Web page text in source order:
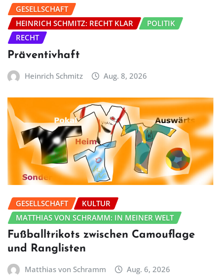
GESELLSCHAFT
HEINRICH SCHMITZ: RECHT KLAR
POLITIK
RECHT
Präventivhaft
Heinrich Schmitz Aug. 8, 2026
GESELLSCHAFT
KULTUR
MATTHIAS VON SCHRAMM: IN MEINER WELT
Fußballtrikots zwischen Camouflage
und Ranglisten
Matthias von Schramm Aug. 6, 2026